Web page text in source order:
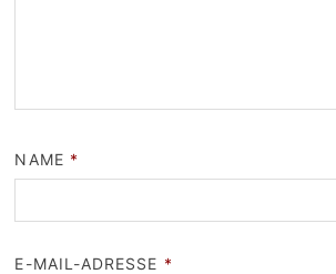
NAME *
E-MAIL-ADRESSE *